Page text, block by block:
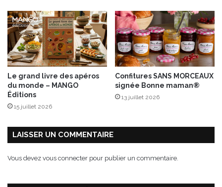
r
Le grand livre des apéros
du monde – MANGO
Éditions
15 juillet 2026
Confitures SANS MORCEAUX
signée Bonne maman®
13 juillet 2026
LAISSER UN COMMENTAIRE
Vous devez vous connecter pour publier un commentaire.